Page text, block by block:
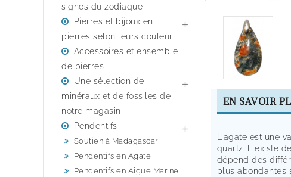
signes du zodiaque
Pierres et bijoux en
pierres selon leurs couleur

Accessoires et ensemble
de pierres
Une sélection de
minéraux et de fossiles de
notre magasin

Pendentifs

Soutien à Madagascar
Pendentifs en Agate
Pendentifs en Aigue Marine
EN SAVOIR
L'agate est une
quartz. Il existe
dépend des
plus abondantes